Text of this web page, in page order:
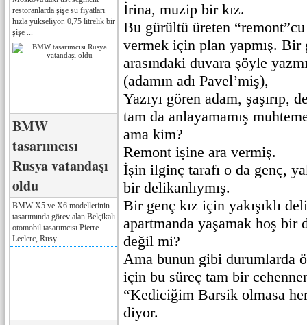
restoranlarda şişe su fiyatları
hızla yükseliyor. 0,75 litrelik bir
şişe ...
BMW
tasarımcısı
Rusya vatandaşı
oldu
BMW X5 ve X6 modellerinin
tasarımında görev alan Belçikalı
otomobil tasarımcısı Pierre
Leclerc, Rusy...
İrina, muzip bir kız.
Bu gürültü üreten
vermek için plan yapmış. Bir
arasındaki duvara şöyle
(adamın adı Pavel’miş),
Yazıyı gören adam, şaşırıp,
tam da anlayamamış
ama kim?
Remont işine ara vermiş.
İşin ilginç tarafı o da genç,
bir delikanlıymış.
Bir genç kız için yakışıklı
apartmanda yaşamak hoş bir
değil mi?
Ama bunun gibi durumlarda
için bu süreç tam bir
“Kediciğim Barsik olmasa
diyor.